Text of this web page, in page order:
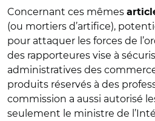
Concernant ces mêmes
(ou mortiers d’artifice),
pour attaquer les forces de
des rapporteures vise à
administratives des
produits réservés à des
commission a aussi autorisé
seulement le ministre de